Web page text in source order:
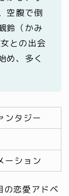
空腹で倒
鈴（かみ
との出会
め、多く
ンタジー
ーション
恋愛アドベ